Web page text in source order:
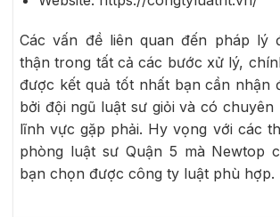
Các vấn đề liên quan đến pháp lý
thận trong tất cả các bước xử lý,
được kết quả tốt nhất bạn cần nhận
bởi đội ngũ luật sư giỏi và có chuyên
lĩnh vực gặp phải. Hy vọng với các
phòng luật sư Quận 5 mà Newtop
bạn chọn được công ty luật phù hợp.